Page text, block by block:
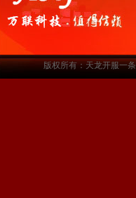
版权所有：天龙开服一